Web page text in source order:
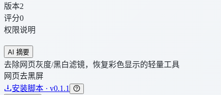
版本2
评分0
权限说明
AI 摘要
去除网页灰度/黑白滤镜，恢复彩色显示的轻量工具
网页去黑屏
安装脚本 · v0.1.1